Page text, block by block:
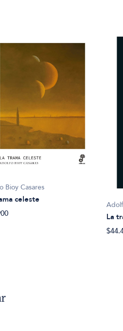
Bioy Casares
celeste
La